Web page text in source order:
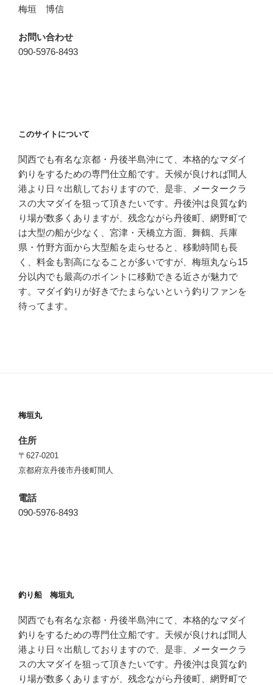
梅垣 博信
お問い合わせ
090-5976-8493
このサイトについて
関西でも有名な京都・丹後半島沖にて、本格的なマダイ
釣りをするための専門仕立船です。天候が良ければ間人
港より日々出航しておりますので、是非、メータークラ
スの大マダイを狙って頂きたいです。丹後沖は良質な釣
り場が数多くありますが、残念ながら丹後町、網野町で
は大型の船が少なく、宮津・天橋立方面、舞鶴、兵庫
県・竹野方面から大型船を走らせると、移動時間も長
く、料金も割高になることが多いですが、梅垣丸なら15
分以内でも最高のポイントに移動できる近さが魅力で
す。マダイ釣りが好きでたまらないという釣りファンを
待ってます。
梅垣丸
住所
〒627-0201
京都府京丹後市丹後町間人
電話
090-5976-8493
釣り船 梅垣丸
関西でも有名な京都・丹後半島沖にて、本格的なマダイ
釣りをするための専門仕立船です。天候が良ければ間人
港より日々出航しておりますので、是非、メータークラ
スの大マダイを狙って頂きたいです。丹後沖は良質な釣
り場が数多くありますが、残念ながら丹後町、網野町で